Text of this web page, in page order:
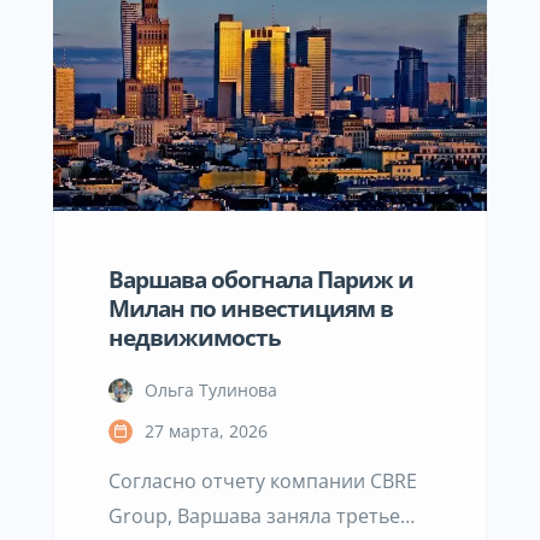
покупку недвижимости в Польше,
необходимо учитывать ключевое
требование банков:
принимаются только средства с
подтверждённым
происхождением и прозрачной
момент, о котором многие
узнают уже […]
Варшава обогнала Париж и
Милан по инвестициям в
недвижимость
Ольга Тулинова
27 марта, 2026
Согласно отчету компании CBRE
Group, Варшава заняла третье